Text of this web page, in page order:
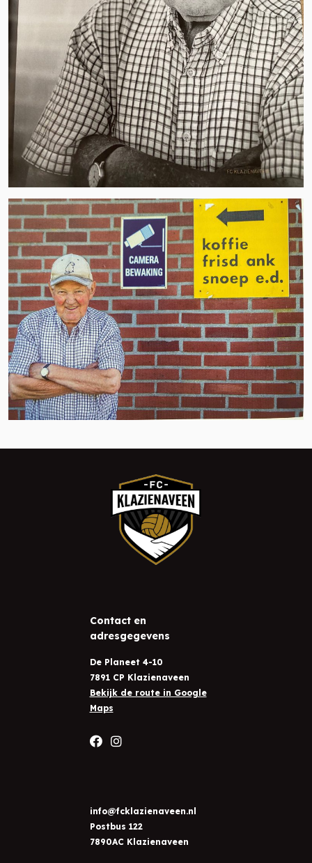
Contact en
adresgegevens
De Planeet 4-10
7891 CP Klazienaveen
Bekijk de route in Google
Maps
info@fcklazienaveen.nl
Postbus 122
7890AC Klazienaveen